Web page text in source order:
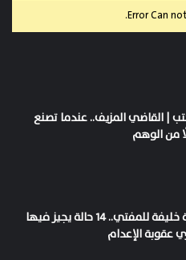
Error Can
| القاضي المزيف.. عندما تصنع
من الوهم
بعد إحالة سارة خليفة للمفتي.. 14 حالة يجيز فيها
عقوبة الإعدام